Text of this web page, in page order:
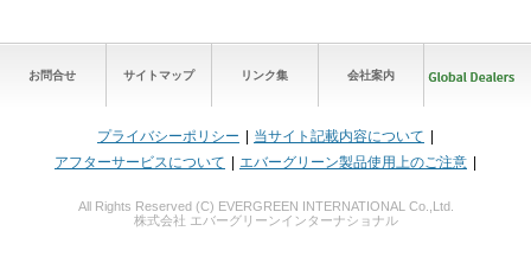
お問合せ サイトマップ リンク集 会社案内
プライバシーポリシー
当サイト記載内容について
アフターサービスについて
エバーグリーン製品使用上のご注意
All Rights Reserved (C) EVERGREEN INTERNATIONAL Co.,Ltd.
株式会社 エバーグリーンインターナショナル